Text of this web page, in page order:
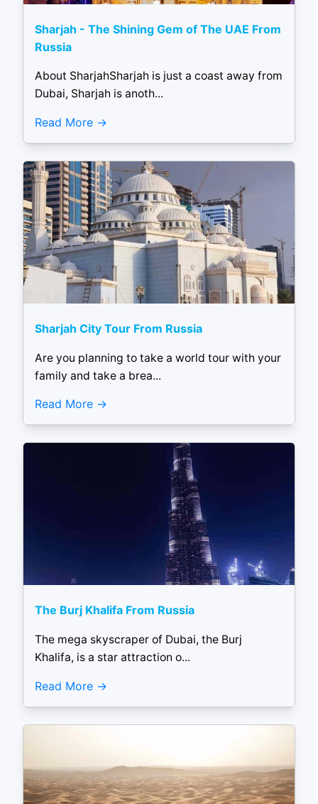
Sharjah - The Shining Gem of The UAE From
Russia
About SharjahSharjah is just a coast away from
Dubai, Sharjah is anoth...
Read More
Sharjah City Tour From Russia
Are you planning to take a world tour with your
family and take a brea...
Read More
The Burj Khalifa From Russia
The mega skyscraper of Dubai, the Burj
Khalifa, is a star attraction o...
Read More